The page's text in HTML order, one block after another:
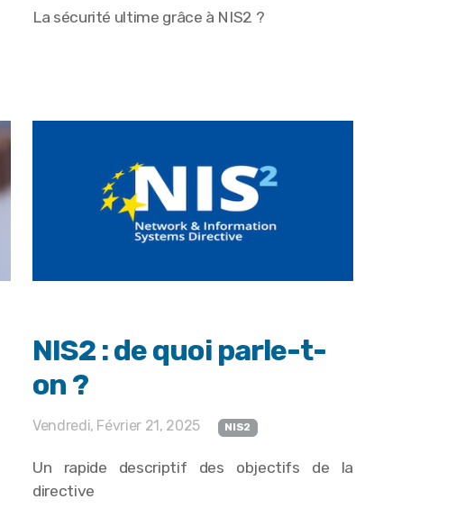
La sécurité ultime grâce à NIS2 ?
NIS2 : de quoi parle-t-
on ?
Vendredi, Février 21, 2025 NIS2
Un rapide descriptif des objectifs de la
directive